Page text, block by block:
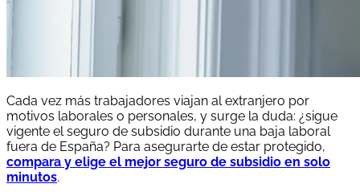
Cada vez más trabajadores viajan al extranjero por
motivos laborales o personales, y surge la duda: ¿sigue
vigente el seguro de subsidio durante una baja laboral
fuera de España? Para asegurarte de estar protegido,
compara y elige el mejor seguro de subsidio en solo
minutos.